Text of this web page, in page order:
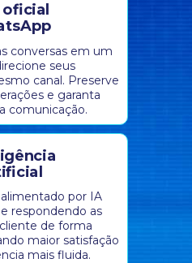
conversas em um
seus
canal. Preserve
e garanta
comunicação.
por IA
respondendo as
de forma
maior satisfação
mais fluida.